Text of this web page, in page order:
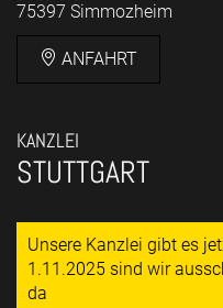
75397 Simmozheim
ANFAHRT
KANZLEI
STUTTGART
Unsere Kanzlei gibt es
1.11.2025 sind wir
da